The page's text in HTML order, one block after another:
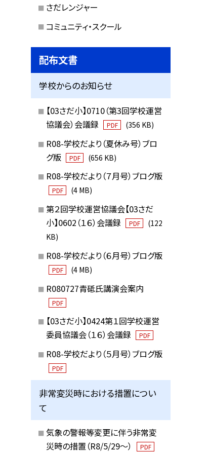
さだレンジャー
コミュニティ・スクール
配布文書
学校からのお知らせ
【03さだ小】0710（第3回学校運営
協議会）会議録
PDF (356 KB)
R08-学校だより（夏休み号）ブロ
グ版
PDF (656 KB)
R08-学校だより（７月号）ブログ版
PDF (4 MB)
第２回学校運営協議会【03さだ
小】0602（１６）会議録
PDF
(122
KB)
R08-学校だより（６月号）ブログ版
PDF (4 MB)
R080727青砥氏講演会案内
PDF
【03さだ小】0424第１回学校運営
委員協議会（１６）会議録
PDF
R08-学校だより（５月号）ブログ版
PDF
非常変災時における措置につい
て
気象の警報等変更に伴う非常変
災時の措置（R8/5/29〜）
PDF